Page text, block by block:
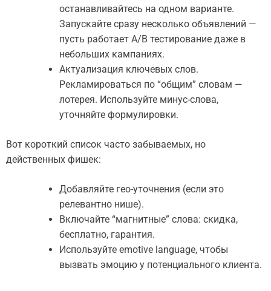
останавливайтесь на одном варианте.
Запускайте сразу несколько объявлений —
пусть работает A/B тестирование даже в
небольших кампаниях.
Актуализация ключевых слов.
Рекламироваться по “общим” словам —
лотерея. Используйте минус-слова,
уточняйте формулировки.
Вот короткий список часто забываемых, но
действенных фишек:
Добавляйте гео-уточнения (если это
релевантно нише).
Включайте “магнитные” слова: скидка,
бесплатно, гарантия.
Используйте emotive language, чтобы
вызвать эмоцию у потенциального клиента.